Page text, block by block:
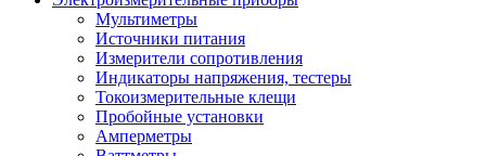
Мультиметры
Источники питания
Измерители сопротивления
Индикаторы напряжения, тестеры
Токоизмерительные клещи
Пробойные установки
Амперметры